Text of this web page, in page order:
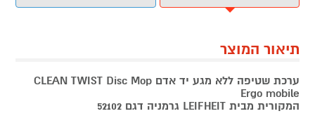
תיאור המוצר
ערכת שטיפה ללא מגע יד אדם CLEAN TWIST Disc Mop
Ergo mobile
המקורית מבית LEIFHEIT גרמניה דגם 52102